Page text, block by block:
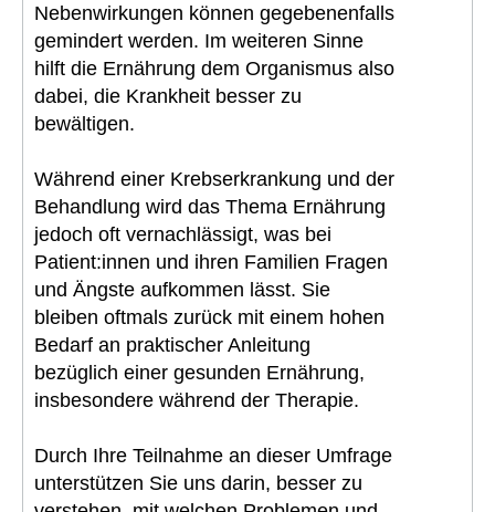
Nebenwirkungen können gegebenenfalls
gemindert werden. Im weiteren Sinne
hilft die Ernährung dem Organismus also
dabei, die Krankheit besser zu
bewältigen.
Während einer Krebserkrankung und der
Behandlung wird das Thema Ernährung
jedoch oft vernachlässigt, was bei
Patient:innen und ihren Familien Fragen
und Ängste aufkommen lässt. Sie
bleiben oftmals zurück mit einem hohen
Bedarf an praktischer Anleitung
bezüglich einer gesunden Ernährung,
insbesondere während der Therapie.
Durch Ihre Teilnahme an dieser Umfrage
unterstützen Sie uns darin, besser zu